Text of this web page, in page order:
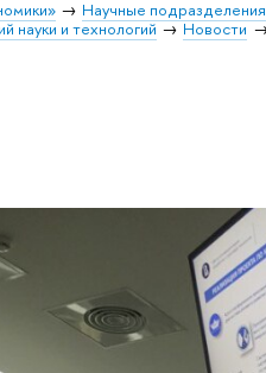
Научные подразделения
науки и технологий Новости